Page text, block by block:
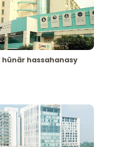
hünär hassahanasy